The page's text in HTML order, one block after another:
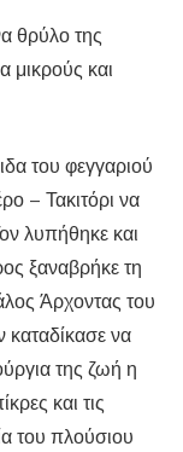
αγάπη
όλα
νικά
(σχεδόν)”
θρύλο της
μικρούς και
του φεγγαριού
– Τακιτόρι να
λυπήθηκε και
ξαναβρήκε τη
Άρχοντας του
καταδίκασε να
της ζωή η
και τις
του πλούσιου